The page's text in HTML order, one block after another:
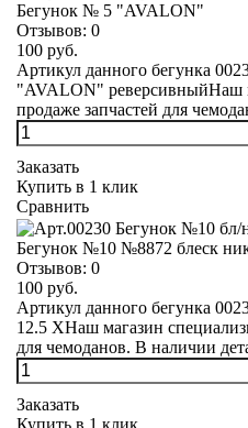
Бегунок № 5 "AVALON"
Отзывов: 0
100 руб.
Артикул данного бегунка
"AVALON" реверсивныйНаш
продаже запчастей для
Заказать
Купить в 1 клик
Сравнить
Бегунок №10 №8872 блеск
Отзывов: 0
100 руб.
Артикул данного бегунка
12.5 XНаш магазин
для чемоданов. В наличии
Заказать
Купить в 1 клик